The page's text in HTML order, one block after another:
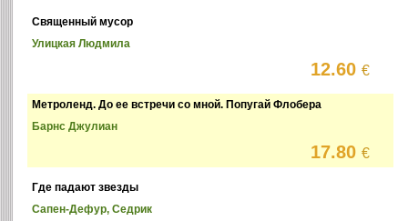
Священный мусор
Улицкая Людмила
12.60€
Метроленд. До ее встречи со мной. Попугай Флобера
Барнс Джулиан
17.80€
Где падают звезды
Сапен-Дефур, Седрик